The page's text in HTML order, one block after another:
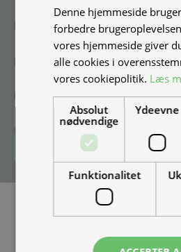
Tilmeld
Denne hjemmeside
forbedre
vores hjemmeside giver
alle cookies i
vores cookiepolitik. Læs
Absolut
nødvendige
Ydeevne
Funktionalitet